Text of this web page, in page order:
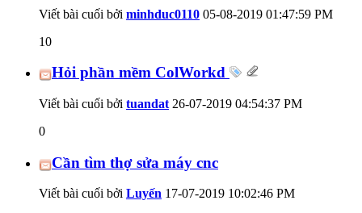
Viết bài cuối bởi minhduc0110 05-08-2019 01:47:59 PM
10
Hỏi phần mềm ColWorkd
Viết bài cuối bởi tuandat 26-07-2019 04:54:37 PM
0
Cần tìm thợ sửa máy cnc
Viết bài cuối bởi Luyến 17-07-2019 10:02:46 PM